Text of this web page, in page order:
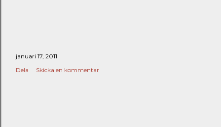
januari 17, 2011
Dela
Skicka en kommentar